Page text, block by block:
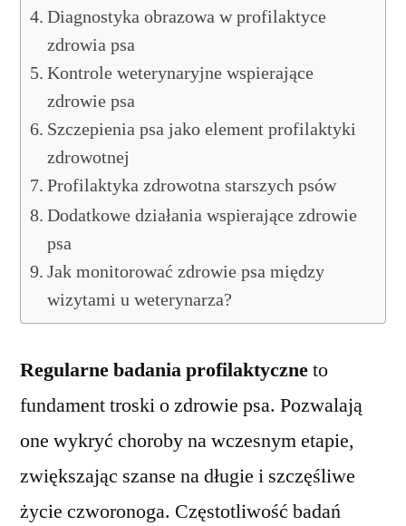
Diagnostyka obrazowa w profilaktyce
zdrowia psa
Kontrole weterynaryjne wspierające
zdrowie psa
Szczepienia psa jako element profilaktyki
zdrowotnej
Profilaktyka zdrowotna starszych psów
Dodatkowe działania wspierające zdrowie
psa
Jak monitorować zdrowie psa między
wizytami u weterynarza?
Regularne badania profilaktyczneto
fundament troski o zdrowie psa. Pozwalają
one wykryć choroby na wczesnym etapie,
zwiększając szanse na długie i szczęśliwe
życie czworonoga. Częstotliwość badań